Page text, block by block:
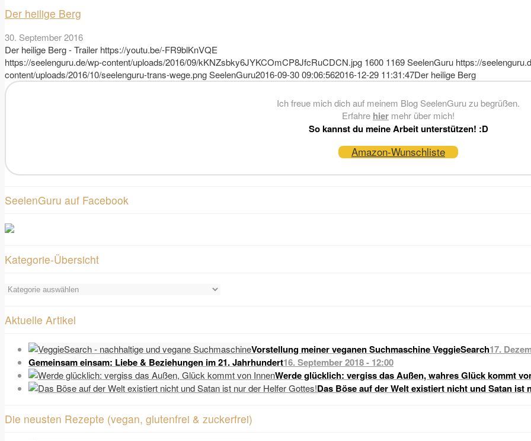
Der heilige Berg
30. September 2016
Der heilige Berg - Trailer https://youtu.be/-FR9blKnVQE
https://seelenguru.de/wp-content/uploads/2016/09/kKNZsbky6JYKCOmCP8JfcRuCDCN.jpg 1600 1169SeelenGuru https://
content/uploads/2016/10/seelenguru-trans-wege.pngSeelenGuru2016-09-30 09:06:562016-12-29 11:31:47Der heilige Berg
Ich freue mich dich auf meinem Blog SeelenGuru zu begrüßen.
Erfahre hier mehr über mich!
So kannst du meine Arbeit unterstützen! :D
Amazon-Wunschliste
SeelenGuru auf Facebook
Kategorie-Übersicht
Kategorie-
Aktuelle Artikel
Vorstellung meiner veganen Suchmaschine VeggieSearch17.
Gemeinsam einsam: Liebe & Beziehungen im 21. Jahrhundert16. September 2018 - 12:00
Werde glücklich: vergiss das Außen, wahres Glück kommt
Das Böse auf der Welt existiert nicht und Satan ist
Die neusten Rezepte (vegan, glutenfrei & zuckerfrei)